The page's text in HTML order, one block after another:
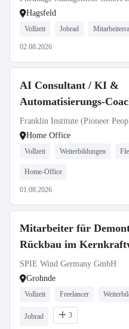
Hagsfeld
Vollzeit Jobrad
02.08.2026
AI Consultant / KI &
Automatisierungs-
Franklin Institute (Pioneer
Home Office
Vollzeit Weiterbildungen
Home-Office
01.08.2026
Mitarbeiter für
Rückbau im
SPIE Wind Germany GmbH
Grohnde
Vollzeit Freelancer
Jobrad 3